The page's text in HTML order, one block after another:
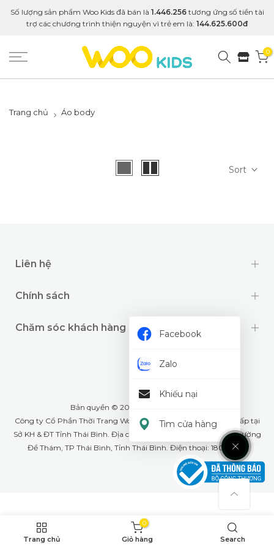
Số lượng sản phẩm Woo Kids đã bán là 1.446.256 tương ứng số tiền tài
trợ các chương trình thiện nguyện vì trẻ em là: 144.625.600đ
0
Trang chủ Áo body
Sort
Liên hệ
Chính sách
Chăm sóc khách hàng
Bản quyền © 2024 thuộc về
Công ty Cổ Phần Thời Trang Woo Kids- GPĐKKD: 1001268555 cấp tại
Sở KH & ĐT Tỉnh Thái Bình. Địa chỉ văn phòng: Số 79A Lê Lợi, phường
Đề Thám, TP Thái Bình, Tỉnh Thái Bình. Điện thoại: 18008226
Facebook
Zalo
Khiếu nại
Tìm cửa hàng
Trang chủ
0
Giỏ hàng Search